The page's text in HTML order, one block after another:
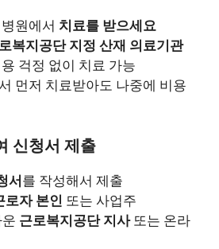
원에서 치료를 받으세요
복지공단 지정 산재 의료기관
걱정 없이 치료 가능
먼저 치료받아도 나중에 비용
신청서 제출
서 를 작성해서 제출
로자 본인 또는 사업주
근로복지공단 지사또는 온라